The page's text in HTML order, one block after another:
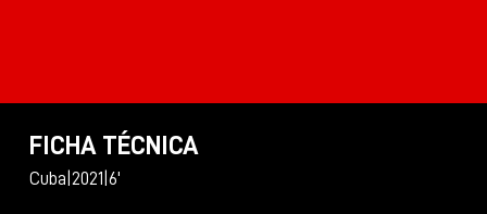
FICHA TÉCNICA
Cuba 2021 6'